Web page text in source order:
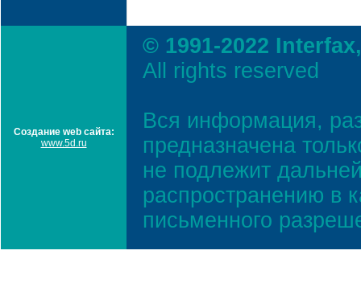
Создание web сайта:
www.5d.ru
© 1991-2022
All rights reserved
Вся информация,
предназначена
не подлежит
распространению в
письменного